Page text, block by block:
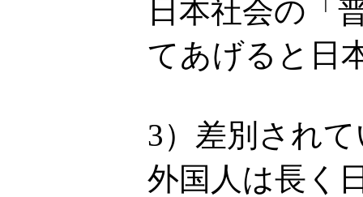
日本社会の「
てあげると日
3）差別され
外国人は長く